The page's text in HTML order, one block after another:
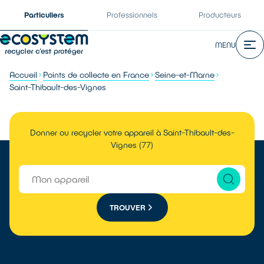
Particuliers Professionnels Producteurs
MENU
Accueil Points de collecte en France Seine-et-Marne
Saint-Thibault-des-Vignes
Donner ou recycler votre appareil à Saint-Thibault-des-
Vignes (77)
TROUVER